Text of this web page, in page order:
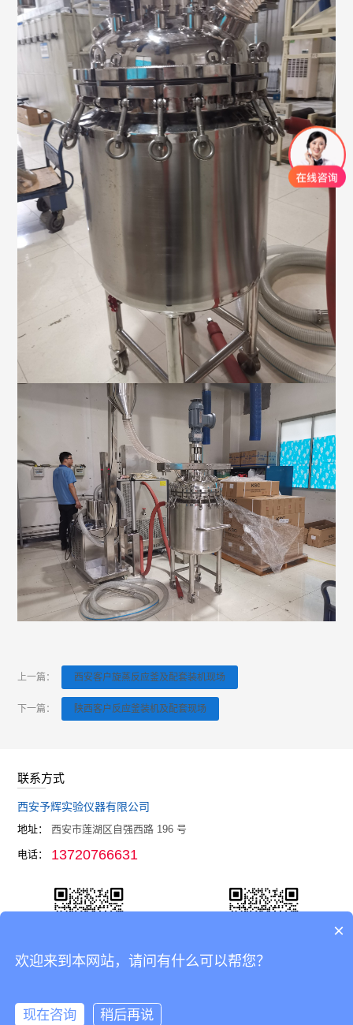
上一篇： 西安客户旋蒸反应釜及配套装机现场
下一篇： 陕西客户反应釜装机及配套现场
联系方式
西安予辉实验仪器有限公司
地址： 西安市莲湖区自强西路 196 号
电话： 13720766631
Copyright © 2021-2026西安予辉实验仪器有限公司
×
欢迎来到本网站，请问有什么可以帮您？
现在咨询
稍后再说